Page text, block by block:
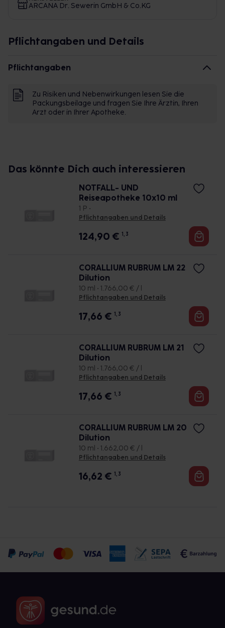
ARCANA Dr. Sewerin GmbH & Co.KG
Pflichtangaben und Details
Pflichtangaben
Zu Risiken und Nebenwirkungen lesen Sie die
Packungsbeilage und fragen Sie Ihre Ärztin, Ihren
Arzt oder in Ihrer Apotheke.
Das könnte Dich auch interessieren
NOTFALL- UND
Reiseapotheke 10x10 ml
1 P •
Pflichtangaben und Details
124,90 € 1, 3
CORALLIUM RUBRUM LM 22
Dilution
10 ml • 1.766,00 € / l
Pflichtangaben und Details
17,66 € 1, 3
CORALLIUM RUBRUM LM 21
Dilution
10 ml • 1.766,00 € / l
Pflichtangaben und Details
17,66 € 1, 3
CORALLIUM RUBRUM LM 20
Dilution
10 ml • 1.662,00 € / l
Pflichtangaben und Details
16,62 € 1, 3